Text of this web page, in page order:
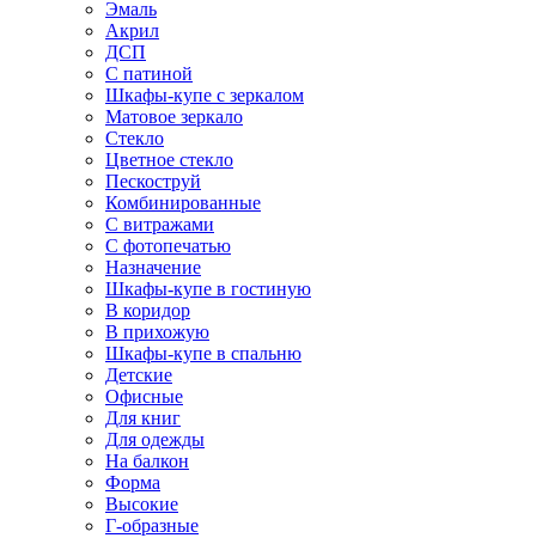
Эмаль
Акрил
ДСП
С патиной
Шкафы-купе с зеркалом
Матовое зеркало
Стекло
Цветное стекло
Пескоструй
Комбинированные
С витражами
С фотопечатью
Назначение
Шкафы-купе в гостиную
В коридор
В прихожую
Шкафы-купе в спальню
Детские
Офисные
Для книг
Для одежды
На балкон
Форма
Высокие
Г-образные